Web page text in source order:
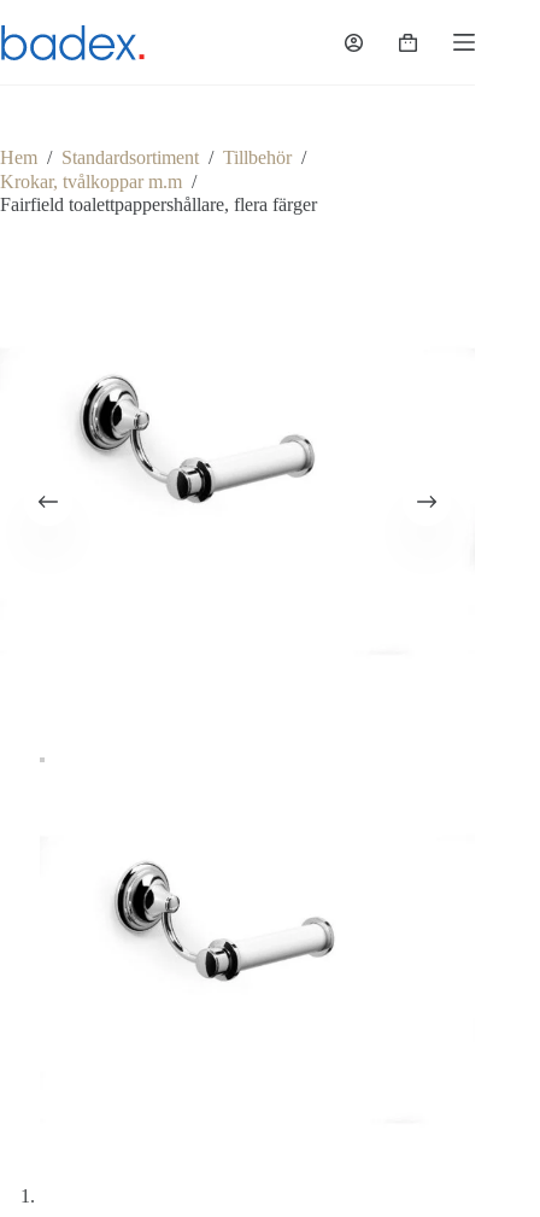
till
innehåll
Varukorg
Hem / Standardsortiment / Tillbehör /
Krokar, tvålkoppar m.m /
Fairfield toalettpappershållare, flera färger